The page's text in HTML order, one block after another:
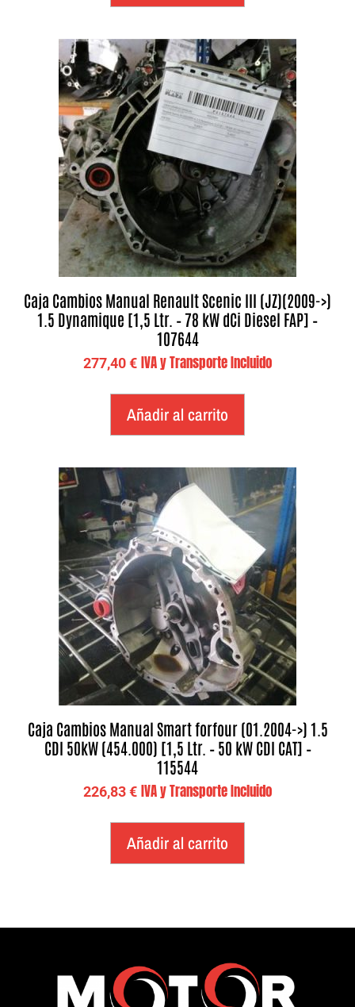
Caja Cambios Manual Renault Scenic III (JZ)(2009->)
1.5 Dynamique [1,5 Ltr. – 78 kW dCi Diesel FAP] –
107644
277,40€ IVA y Transporte Incluido
Añadir al carrito
Caja Cambios Manual Smart forfour (01.2004->) 1.5
CDI 50kW (454.000) [1,5 Ltr. – 50 kW CDI CAT] –
115544
226,83€ IVA y Transporte Incluido
Añadir al carrito